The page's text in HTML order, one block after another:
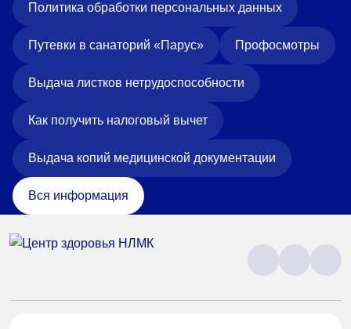
Политика обработки персональных данных
Путевки в санаторий «Парус» Профосмотры
Выдача листков нетрудоспособности
Как получить налоговый вычет
Выдача копий медицинской документации
Вся информация